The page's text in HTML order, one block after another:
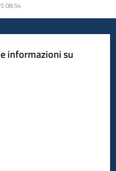
08:54
informazioni su